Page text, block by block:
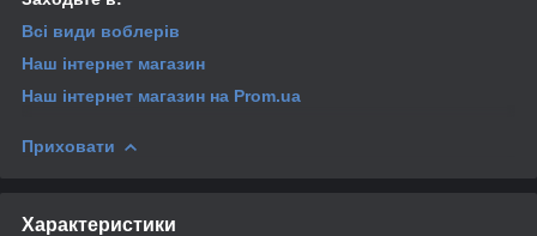
Всі види воблерів
Наш інтернет магазин
Наш інтернет магазин на Prom.ua
Приховати
Характеристики